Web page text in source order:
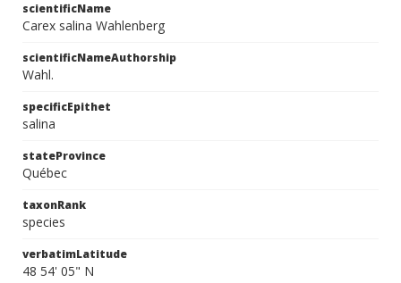
scientificName
Carex salina Wahlenberg
scientificNameAuthorship
Wahl.
specificEpithet
salina
stateProvince
Québec
taxonRank
species
verbatimLatitude
48 54' 05" N